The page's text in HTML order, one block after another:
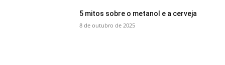
5 mitos sobre o metanol e a cerveja
8 de outubro de 2025